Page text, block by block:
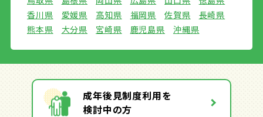
香川県
愛媛県 高知県 福岡県 佐賀県
長崎県
熊本県
大分県 宮崎県 鹿児島県 沖縄県
成年後見制度利用を
検討中の方